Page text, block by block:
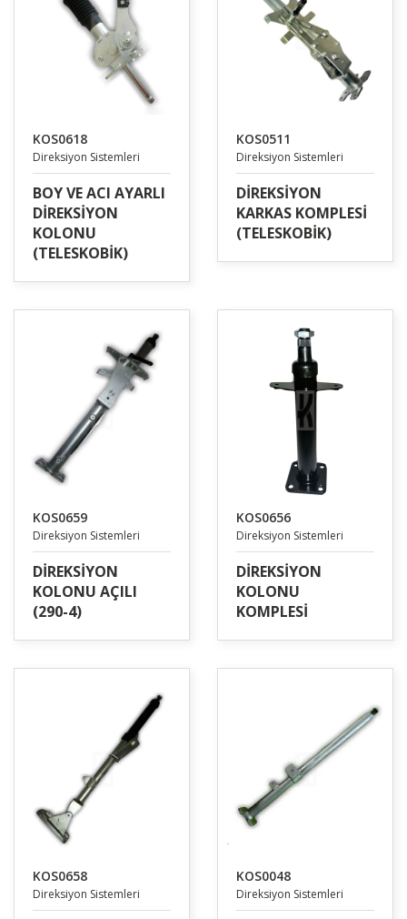
KOS0618
Direksiyon Sistemleri
BOY VE ACI AYARLI
DİREKSİYON
KOLONU
(TELESKOBİK)
KOS0511
Direksiyon Sistemleri
DİREKSİYON
KARKAS KOMPLESİ
(TELESKOBİK)
KOS0659
Direksiyon Sistemleri
DİREKSİYON
KOLONU AÇILI
(290-4)
KOS0656
Direksiyon Sistemleri
DİREKSİYON
KOLONU
KOMPLESİ
KOS0658
Direksiyon Sistemleri
KOS0048
Direksiyon Sistemleri